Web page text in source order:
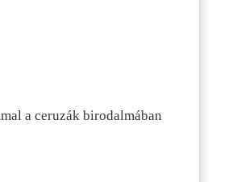
a ceruzák birodalmában